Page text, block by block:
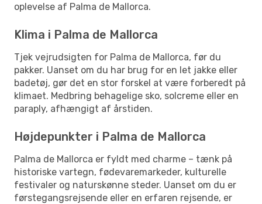
oplevelse af Palma de Mallorca.
Klima i Palma de Mallorca
Tjek vejrudsigten for Palma de Mallorca, før du
pakker. Uanset om du har brug for en let jakke eller
badetøj, gør det en stor forskel at være forberedt på
klimaet. Medbring behagelige sko, solcreme eller en
paraply, afhængigt af årstiden.
Højdepunkter i Palma de Mallorca
Palma de Mallorca er fyldt med charme – tænk på
historiske vartegn, fødevaremarkeder, kulturelle
festivaler og naturskønne steder. Uanset om du er
førstegangsrejsende eller en erfaren rejsende, er